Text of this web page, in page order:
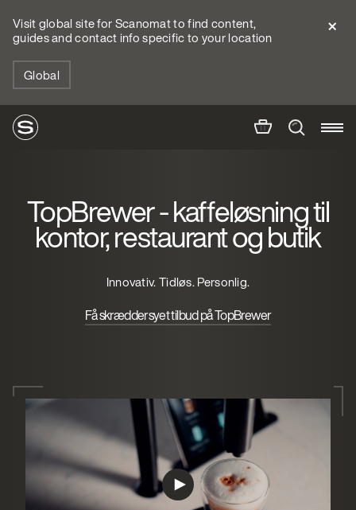
Visit global site for Scanomat to find content,
guides and contact info specific to your location
Global
TopBrewer - kaffeløsning til
kontor, restaurant og butik
Innovativ. Tidløs. Personlig.
Få skræddersyet tilbud på TopBrewer